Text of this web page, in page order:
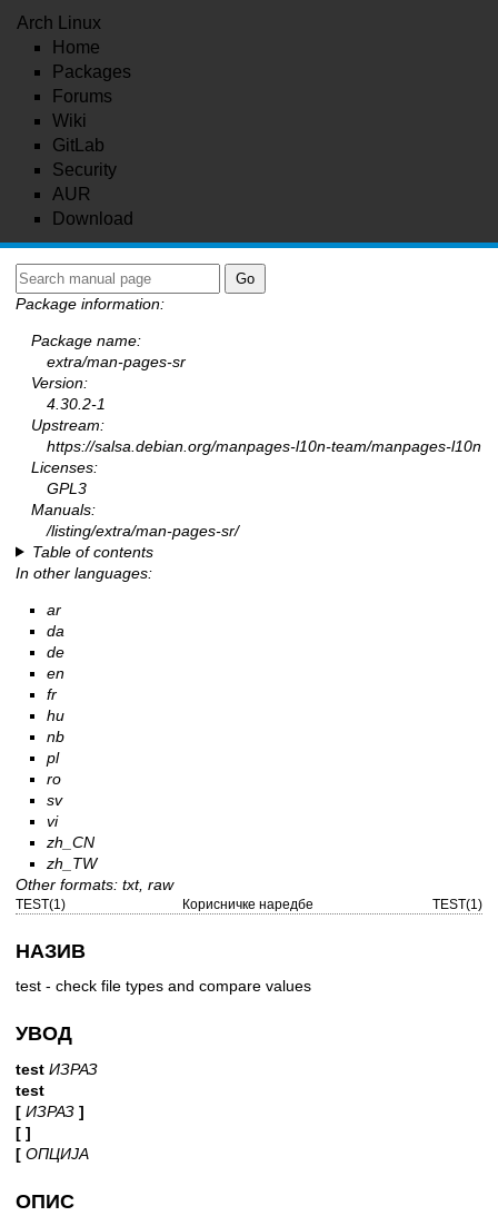
Arch Linux
Home
Packages
Forums
Wiki
GitLab
Security
AUR
Download
TEST(1) Корисничке наредбе TEST(1)
НАЗИВ
test - check file types and compare values
УВОД
test ИЗРАЗ
test
[ ИЗРАЗ ]
[ ]
[ ОПЦИЈА
ОПИС
Package information:
Package name:
extra/man-pages-sr
Version:
4.30.2-1
Upstream:
https://salsa.debian.org/manpages-l10n-team/manpages-l10n
Licenses:
GPL3
Manuals:
/listing/extra/man-pages-sr/
Table of contents
In other languages:
ar
da
de
en
fr
hu
nb
pl
ro
sv
vi
zh_CN
zh_TW
Other formats: txt, raw